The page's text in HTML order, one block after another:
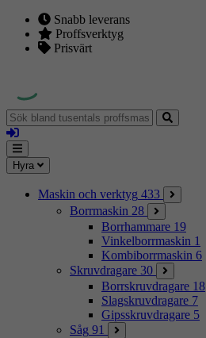
Snabb leverans
Proffsverktyg
Prisvärt
Sök
bland
tusentals
proffsmaskiner
Logga
in
Mina
sidor
Meny
Hyra
Maskin och verktyg 433
Borrmaskin 28
Borrhammare 19
Vinkelborrmaskin 1
Kombiborrmaskin 6
Skruvdragare 30
Borrskruvdragare 18
Slagskruvdragare 7
Gipsskruvdragare 5
Såg 91